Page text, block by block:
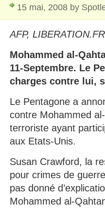
15 mai, 2008 by
AFP,
Mohammed al-
11-Septembre. Le
charges contre lui,
Le Pentagone a
contre Mohammed
terroriste ayant
aux Etats-Unis.
Susan Crawford, la
pour crimes de
pas donné
Mohammed al-